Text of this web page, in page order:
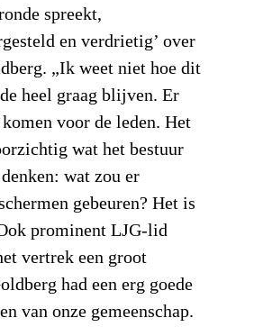
spreekt,
en verdrietig’ over
„Ik weet niet hoe dit
heel graag blijven. Er
voor de leden. Het
wat het bestuur
wat zou er
gebeuren? Het is
prominent LJG-lid
vertrek een groot
had een erg goede
van onze gemeenschap.